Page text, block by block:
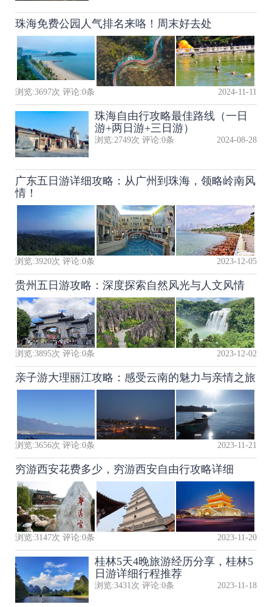
珠海免费公园人气排名来咯！周末好去处
浏览:3697次 评论:0条 2024-11-11
珠海自由行攻略最佳路线（一日
游+两日游+三日游）
浏览:2749次 评论:0条 2024-08-28
广东五日游详细攻略：从广州到珠海，领略岭南风
情！
浏览:3920次 评论:0条 2023-12-05
贵州五日游攻略：深度探索自然风光与人文风情
浏览:3895次 评论:0条 2023-12-02
亲子游大理丽江攻略：感受云南的魅力与亲情之旅
浏览:3656次 评论:0条 2023-11-21
穷游西安花费多少，穷游西安自由行攻略详细
浏览:3147次 评论:0条 2023-11-20
桂林5天4晚旅游经历分享，桂林5
日游详细行程推荐
浏览:3431次 评论:0条 2023-11-18